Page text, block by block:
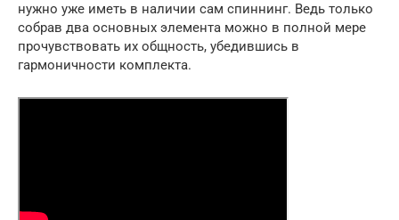
нужно уже иметь в наличии сам спиннинг. Ведь только
собрав два основных элемента можно в полной мере
прочувствовать их общность, убедившись в
гармоничности комплекта.